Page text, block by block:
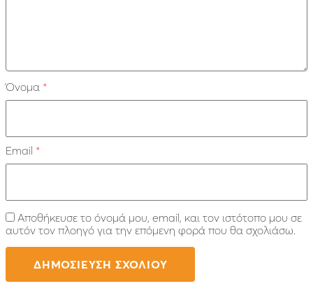
Όνομα *
Email *
Αποθήκευσε το όνομά μου, email, και τον ιστότοπο μου σε
αυτόν τον πλοηγό για την επόμενη φορά που θα σχολιάσω.